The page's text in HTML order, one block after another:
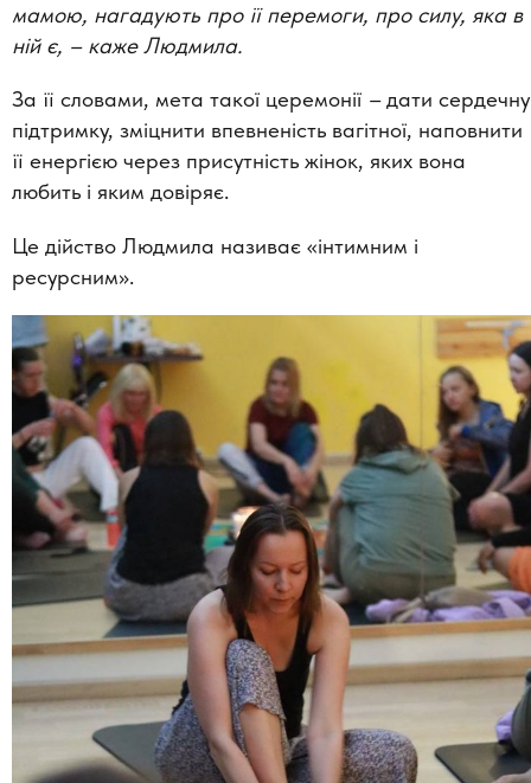
мамою, нагадують про її перемоги, про силу, яка в
ній є, – каже Людмила.
За її словами, мета такої церемонії –дати сердечну
підтримку, зміцнити впевненість вагітної, наповнити
її енергією через присутність жінок, яких вона
любить і яким довіряє.
Це дійство Людмила називає «інтимним і
ресурсним».